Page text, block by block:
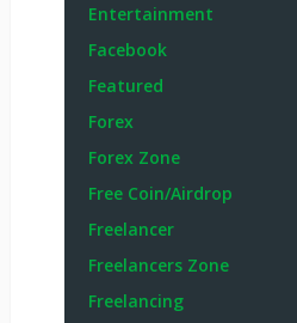
Entertainment
Facebook
Featured
Forex
Forex Zone
Free Coin/Airdrop
Freelancer
Freelancers Zone
Freelancing